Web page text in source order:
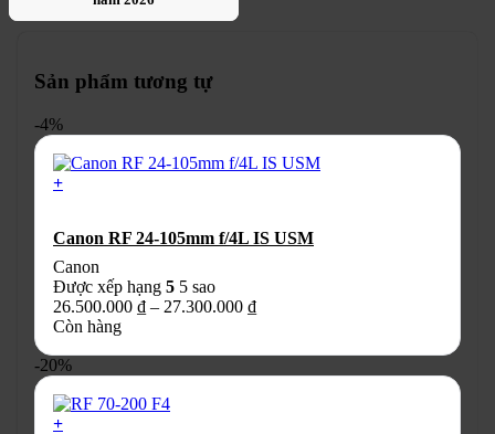
Sản phẩm tương tự
-4%
+
này
có
nhiều
biến
thể.
tùy
chọn
có
thể
Canon RF 24-105mm f/4L IS USM
Canon
Được xếp hạng 5 5 sao
26.500.000 ₫ – 27.300.000 ₫Khoảng
Còn hàng
-20%
+